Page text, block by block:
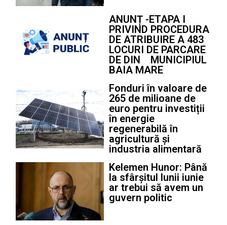
ANUNȚ -ETAPA I
PRIVIND PROCEDURA
DE ATRIBUIRE A 483
LOCURI DE PARCARE
DE DIN MUNICIPIUL
BAIA MARE
Fonduri în valoare de
265 de milioane de
euro pentru investiții
în energie
regenerabilă în
agricultură și
industria alimentară
Kelemen Hunor: Până
la sfârșitul lunii iunie
ar trebui să avem un
guvern politic